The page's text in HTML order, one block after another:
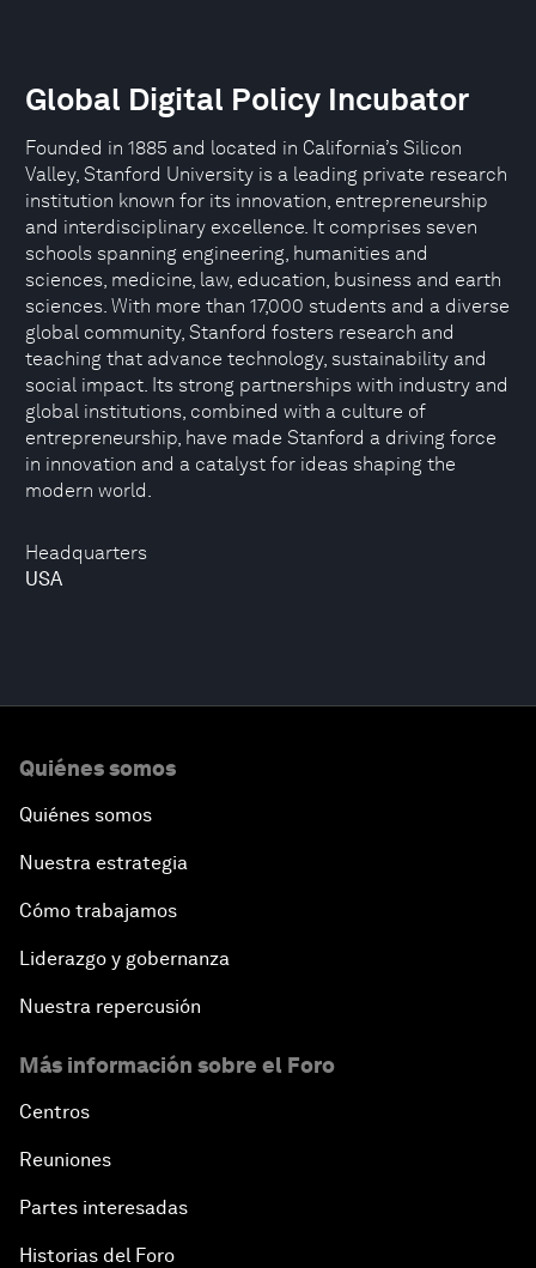
Headquarters
USA
Global Digital Policy Incubator
Founded in 1885 and located in California’s Silicon
Valley, Stanford University is a leading private research
institution known for its innovation, entrepreneurship
and interdisciplinary excellence. It comprises seven
schools spanning engineering, humanities and
sciences, medicine, law, education, business and earth
sciences. With more than 17,000 students and a diverse
global community, Stanford fosters research and
teaching that advance technology, sustainability and
social impact. Its strong partnerships with industry and
global institutions, combined with a culture of
entrepreneurship, have made Stanford a driving force
in innovation and a catalyst for ideas shaping the
modern world.
Quiénes somos
Quiénes somos
Nuestra estrategia
Cómo trabajamos
Liderazgo y gobernanza
Nuestra repercusión
Más información sobre el Foro
Centros
Reuniones
Partes interesadas
Historias del Foro